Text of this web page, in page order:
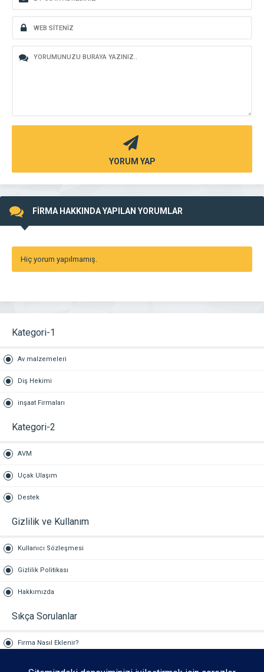
YORUM YAP
FİRMA HAKKINDA YAPILAN YORUMLAR
Hiç yorum yapılmamış.
Kategori-1
Av malzemeleri
Diş Hekimi
inşaat Firmaları
Kategori-2
AVM
Uçak Ulaşım
Destek
Gizlilik ve Kullanım
Kullanıcı Sözleşmesi
Gizlilik Politikası
Hakkımızda
Sıkça Sorulanlar
Firma Nasıl Eklenir?